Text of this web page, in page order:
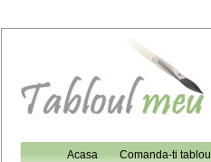
Acasa Comanda-ti tabloul